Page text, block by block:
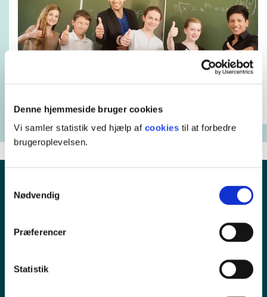
Denne hjemmeside bruger cookies
Vi samler statistik ved hjælp af cookies til at forbedre
brugeroplevelsen.
Nødvendig
Præferencer
Statistik